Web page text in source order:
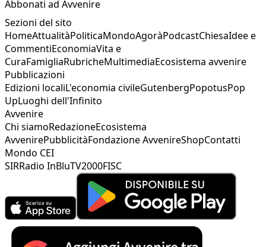
Abbonati ad Avvenire
Sezioni del sito
HomeAttualitàPoliticaMondoAgoràPodcastChiesaIdee e
CommentiEconomiaVita e
CuraFamigliaRubricheMultimediaEcosistema avvenire
Pubblicazioni
Edizioni localiL'economia civileGutenbergPopotusPop
UpLuoghi dell'Infinito
Avvenire
Chi siamoRedazioneEcosistema
AvvenirePubblicitàFondazione AvvenireShopContatti
Mondo CEI
SIRRadio InBluTV2000FISC